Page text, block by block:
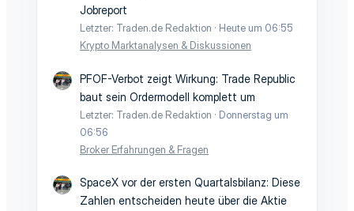
Jobreport
Letzter: Traden.de Redaktion
Heute um 06:55
Krypto Marktanalysen & Diskussionen
PFOF-Verbot zeigt Wirkung: Trade Republic
baut sein Ordermodell komplett um
Letzter: Traden.de Redaktion
Donnerstag um
06:56
Broker Erfahrungen & Fragen
SpaceX vor der ersten Quartalsbilanz: Diese
Zahlen entscheiden heute über die Aktie